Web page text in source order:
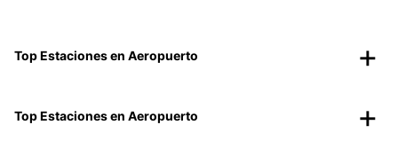
Top Estaciones en Aeropuerto
Top Estaciones en Aeropuerto